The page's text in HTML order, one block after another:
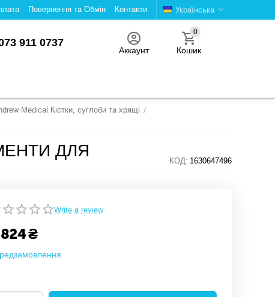
Українська
Повернення та Обмін Контакти
911 0737
Аккаунт
0
Кошик
Medical Кістки, суглоби та хрящі /
ДЛЯ
КОД: 1630647496
Write a review
₴